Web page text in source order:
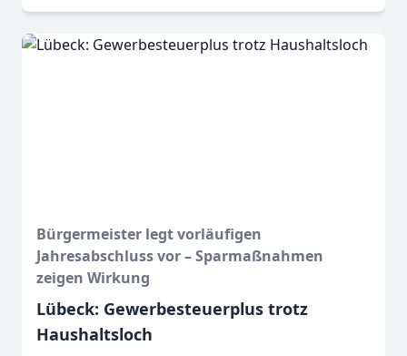
Bürgermeister legt vorläufigen
Jahresabschluss vor – Sparmaßnahmen
zeigen Wirkung
Lübeck: Gewerbesteuerplus trotz
Haushaltsloch